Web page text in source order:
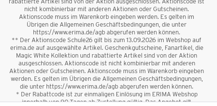
nicht kombinierbar mit anderen Aktionen oder Gutscheinen.
Aktionscode muss im Warenkorb eingeben werden. Es gelten im
Übrigen die Allgemeinen Geschäftsbedingungen, die unter
https://www.erima.de/agb abgerufen werden können.
** Der Aktionscode Schule26 gilt bis zum 13.09.2026 im Webshop auf
erima.de auf ausgewählte Artikel. Geschenkgutscheine, Fanartikel, die
Magic White Kollektion und rabattierte Artikel sind von der Aktion
ausgeschlossen. Aktionscode ist nicht kombinierbar mit anderen
Aktionen oder Gutscheinen. Aktionscode muss im Warenkorb eingeben
werden. Es gelten im Übrigen die Allgemeinen Geschäftsbedingungen,
die unter https://www.erima.de/agb abgerufen werden können.
* Der Rabattcode ist zur einmaligen Einlösung im ERIMA Webshop
innerhalb von 90 Tagen ab Zustellung gültig. Das Angebot gilt